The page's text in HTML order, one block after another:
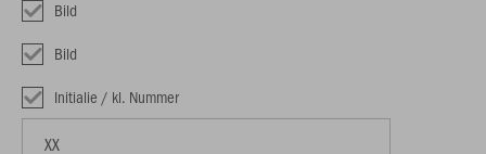
Bild
Bild
Initialie / kl. Nummer